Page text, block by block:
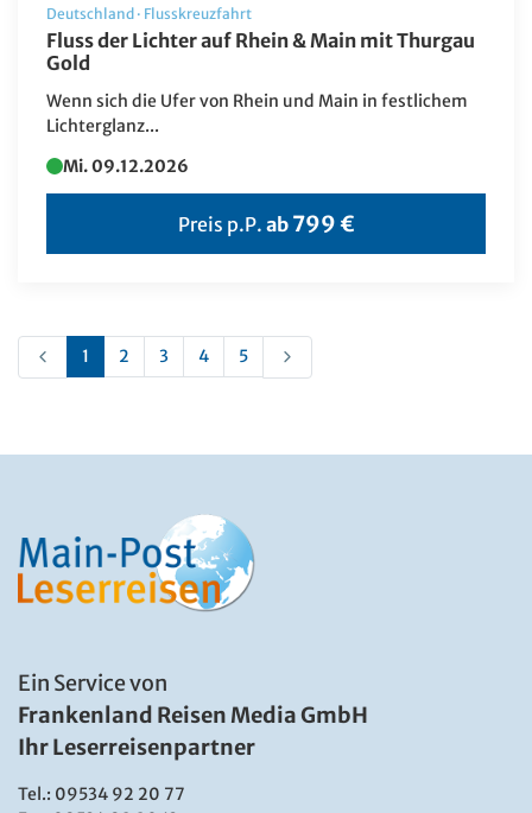
Deutschland · Flusskreuzfahrt
Fluss der Lichter auf Rhein & Main mit Thurgau
Gold
Wenn sich die Ufer von Rhein und Main in festlichem
Lichterglanz...
Mi. 09.12.2026
Preis p.P. ab 799 €
1 2 3 4 5
Ein Service von
Frankenland Reisen Media GmbH
Ihr Leserreisenpartner
Tel.: 09534 92 20 77